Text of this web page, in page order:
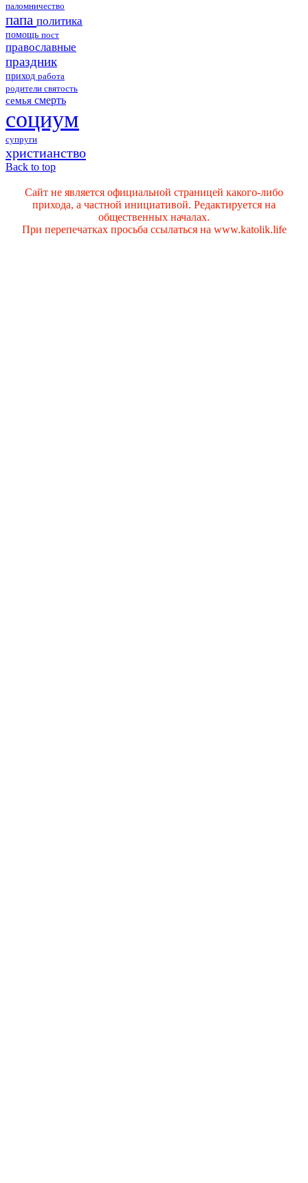
паломничество
папа политика
помощь пост
православные
праздник
приход работа
родители святость
семья смерть
социум
супруги
христианство
Back to top
Сайт не является официальной страницей какого-либо
прихода, а частной инициативой. Редактируется на
общественных началах.
При перепечатках просьба ссылаться на www.katolik.life